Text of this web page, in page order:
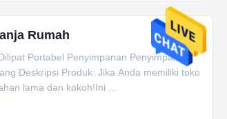
Rumah
Portabel Penyimpanan Penyimpanan
Deskripsi Produk: Jika Anda memiliki toko
lama dan kokoh!Ini ...